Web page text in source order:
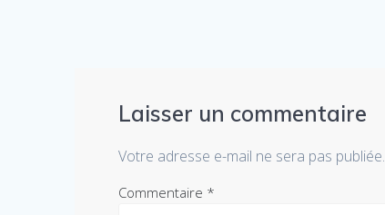
Laisser un commentaire
Votre adresse e-mail ne sera pas publiée.
Commentaire *